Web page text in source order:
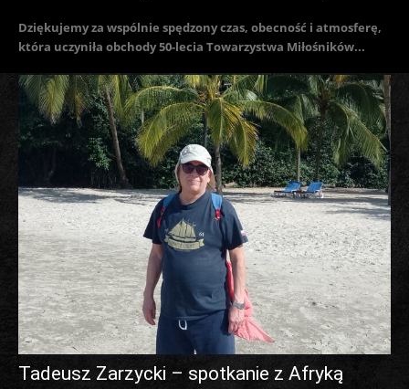
Dziękujemy za wspólnie spędzony czas, obecność i atmosferę,
która uczyniła obchody 50-lecia Towarzystwa Miłośników...
Tadeusz Zarzycki – spotkanie z Afryką